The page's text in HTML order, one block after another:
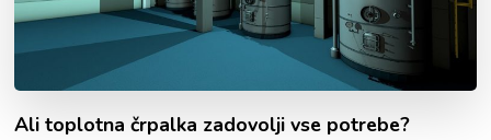
Ali toplotna črpalka zadovolji vse potrebe?